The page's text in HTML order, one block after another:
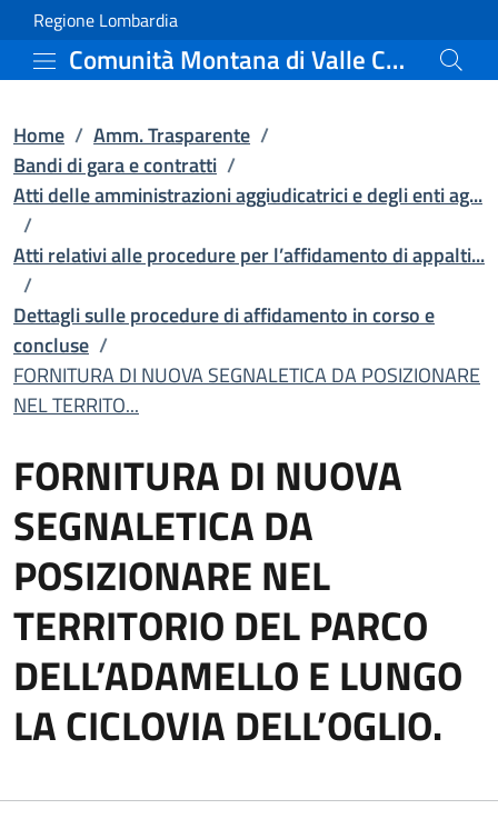
Vai al contenuto principale
FORNITURA DI
Regione Lombardia
Comunità Montana di Valle Camonica
Home / Amm. Trasparente /
Bandi di gara e contratti /
Atti delle amministrazioni aggiudicatrici e degli enti ag...
/
Atti relativi alle procedure per l’affidamento di appalti...
/
Dettagli sulle procedure di affidamento in corso e
concluse /
FORNITURA DI NUOVA SEGNALETICA DA POSIZIONARE
NEL TERRITO...
FORNITURA DI NUOVA
SEGNALETICA DA
POSIZIONARE NEL
TERRITORIO DEL PARCO
DELL’ADAMELLO E LUNGO
LA CICLOVIA DELL’OGLIO.